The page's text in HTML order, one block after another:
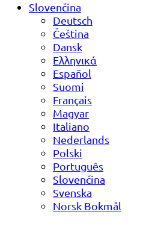
Slovenčina
Deutsch
Čeština
Dansk
Ελληνικά
Español
Suomi
Français
Magyar
Italiano
Nederlands
Polski
Português
Slovenčina
Svenska
Norsk Bokmål